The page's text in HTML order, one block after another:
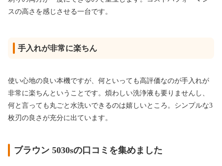
スの高さを感じさせる一台です。
手入れが非常に楽ちん
使い心地の良い本機ですが、何といっても高評価なのが手入れが
非常に楽ちんということです。煩わしい洗浄液も要りませんし、
何と言っても丸ごと水洗いできるのは嬉しいところ。シンプルな3
枚刃の良さが充分に出ています。
ブラウン 5030sの口コミを集めました